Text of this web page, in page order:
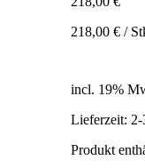
218,00€ /
incl. 19%
Lieferzeit:
Produkt